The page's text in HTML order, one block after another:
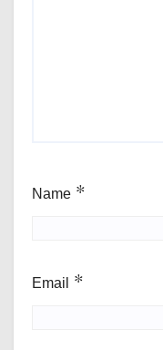
Name *
Email *